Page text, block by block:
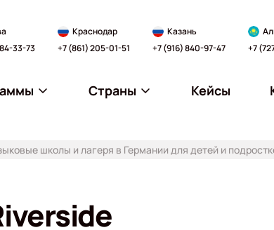
33-73
Краснодар
+7 (861) 205-01-51
Казань
+7 (916) 840-97-47
+7
Страны Кейсы
школы и лагеря в Германии для детей и